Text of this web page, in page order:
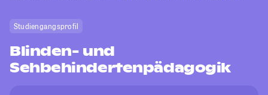
Studiengangsprofil
Blinden- und
Sehbehindertenpädagogik